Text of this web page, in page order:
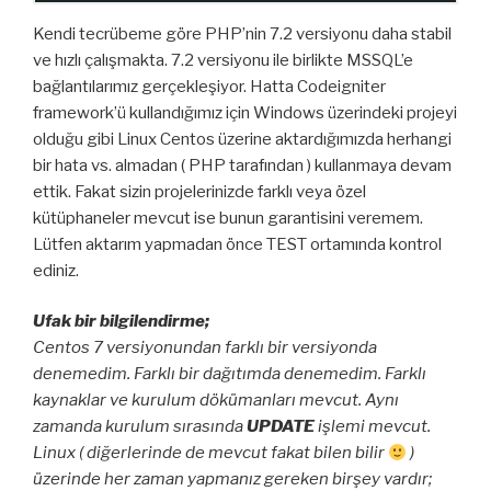
Kendi tecrübeme göre PHP’nin 7.2 versiyonu daha stabil
ve hızlı çalışmakta. 7.2 versiyonu ile birlikte MSSQL’e
bağlantılarımız gerçekleşiyor. Hatta Codeigniter
framework’ü kullandığımız için Windows üzerindeki projeyi
olduğu gibi Linux Centos üzerine aktardığımızda herhangi
bir hata vs. almadan ( PHP tarafından ) kullanmaya devam
ettik. Fakat sizin projelerinizde farklı veya özel
kütüphaneler mevcut ise bunun garantisini veremem.
Lütfen aktarım yapmadan önce TEST ortamında kontrol
ediniz.
Ufak bir bilgilendirme;
Centos 7 versiyonundan farklı bir versiyonda
denemedim. Farklı bir dağıtımda denemedim. Farklı
kaynaklar ve kurulum dökümanları mevcut. Aynı
zamanda kurulum sırasındaUPDATEişlemi mevcut.
Linux ( diğerlerinde de mevcut fakat bilen bilir
)
üzerinde her zaman yapmanız gereken birşey vardır;